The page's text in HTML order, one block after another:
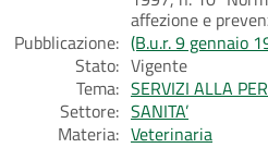
affezione e
Pubblicazione: (B.u.r. 9 gennaio
Stato: Vigente
Tema: SERVIZI ALLA
Settore: SANITA’
Materia: Veterinaria